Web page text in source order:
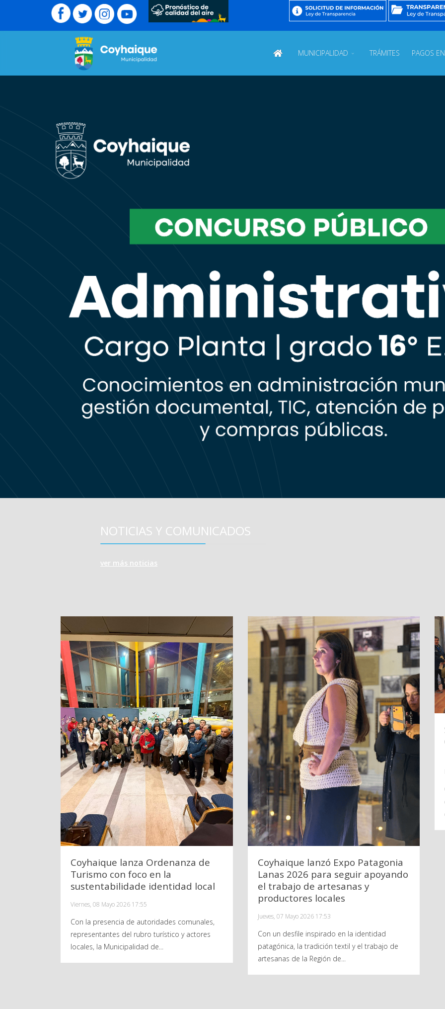
MUNICIPALIDAD TRÁMITES PAGOS
FICHA INSCRIPCIÓN
NOTICIAS Y COMUNICADOS
ver más noticias
Coyhaique lanza Ordenanza de
Turismo con foco en la
sustentabilidade identidad local
Viernes, 08 Mayo 2026 17:55
Con la presencia de autoridades comunales,
representantes del rubro turístico y actores
locales, la Municipalidad de...
Coyhaique lanzó Expo Patagonia
Lanas 2026 para seguir apoyando
el trabajo de artesanas y
productores locales
Jueves, 07 Mayo 2026 17:53
Con un desfile inspirado en la identidad
patagónica, la tradición textil y el trabajo de
artesanas de la Región de...